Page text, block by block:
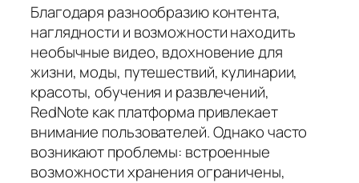
Благодаря разнообразию контента,
наглядности и возможности находить
необычные видео, вдохновение для
жизни, моды, путешествий, кулинарии,
красоты, обучения и развлечений,
RedNote как платформа привлекает
внимание пользователей. Однако часто
возникают проблемы: встроенные
возможности хранения ограничены,